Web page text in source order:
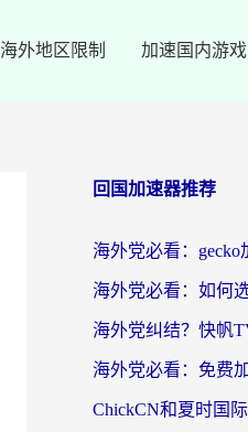
海外地区限制 加速国内游戏
回国加速器推荐